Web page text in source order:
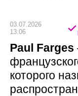
03.07.2026
13:06
Paul Farges
которого